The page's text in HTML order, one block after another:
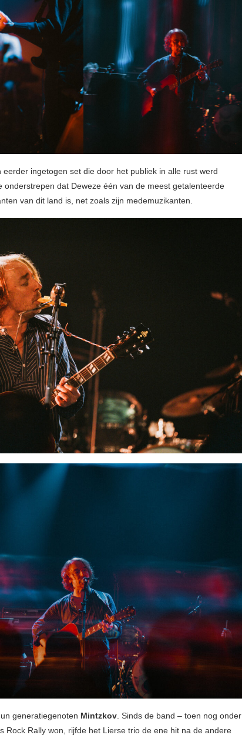
eerder ingetogen set die door het publiek in alle rust werd
onderstrepen dat Deweze één van de meest getalenteerde
van dit land is, net zoals zijn medemuzikanten.
generatiegenoten Mintzkov . Sinds de band – toen nog onder
Rock Rally won, rijfde het Lierse trio de ene hit na de andere